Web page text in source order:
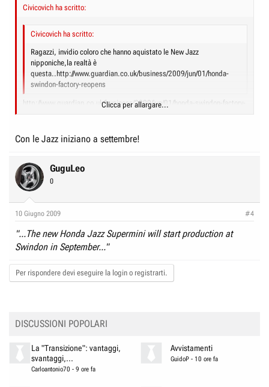
Civicovich ha scritto:
Civicovich ha scritto:
Ragazzi, invidio coloro che hanno aquistato le New Jazz
nipponiche,la realtà è
questa..http://www.guardian.co.uk/business/2009/jun/01/honda-
swindon-factory-reopens
http://www.guardian.co.uk/business/2009/jun/01/honda-swindon-factory-
Clicca per allargare...
Con le Jazz iniziano a settembre!
GuguLeo
0
10 Giugno 2009 #4
"...The new Honda Jazz Supermini will start production at
Swindon in September..."
Per rispondere devi eseguire la login o registrarti.
DISCUSSIONI POPOLARI
La "Transizione": vantaggi,
svantaggi,...
Carloantonio70 - 9 ore fa
Avvistamenti
GuidoP - 10 ore fa